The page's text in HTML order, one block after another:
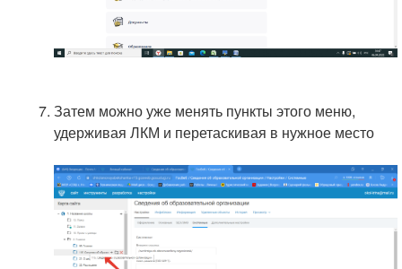
Затем можно уже менять пункты этого меню,
удерживая ЛКМ и перетаскивая в нужное место